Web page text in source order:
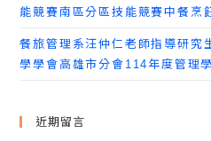
能競賽南區分區技能競賽中餐烹
餐旅管理系汪仲仁老師指導研究
學學會高雄市分會114年度管理
近期留言